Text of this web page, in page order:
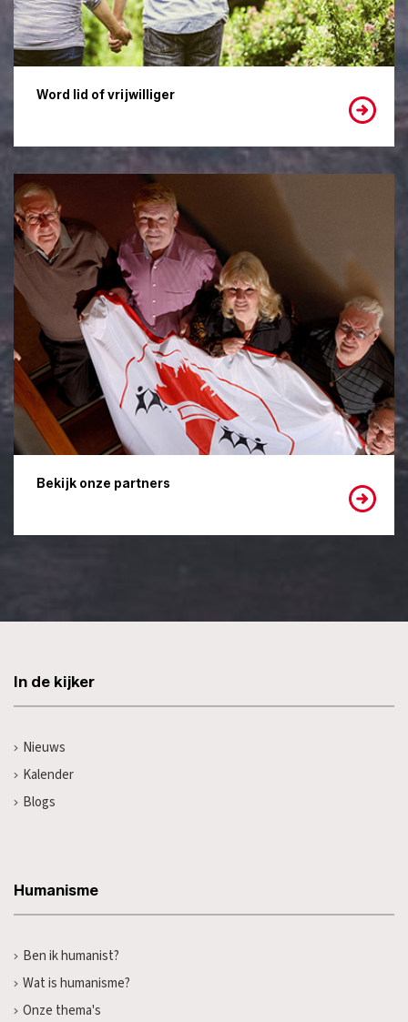
Word lid of vrijwilliger
Bekijk onze partners
In de kijker
Nieuws
Kalender
Blogs
Humanisme
Ben ik humanist?
Wat is humanisme?
Onze thema's